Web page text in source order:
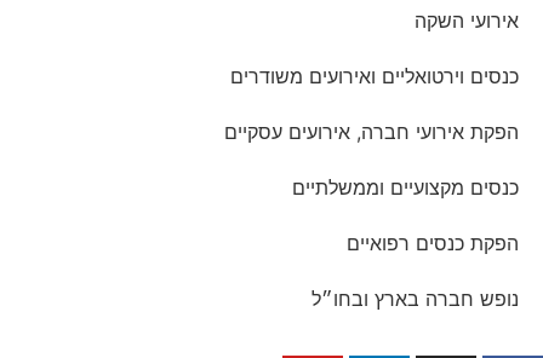
אירועי השקה
כנסים וירטואליים ואירועים משודרים
הפקת אירועי חברה, אירועים עסקיים
כנסים מקצועיים וממשלתיים
הפקת כנסים רפואיים
נופש חברה בארץ ובחו״ל